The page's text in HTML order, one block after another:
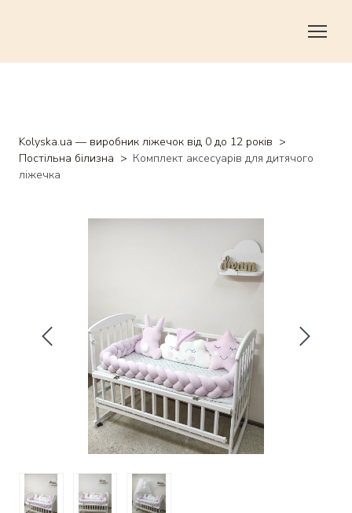
Kolyska.ua — виробник ліжечок від 0 до 12 років
Постільна білизна
Комплект аксесуарів для дитячого
ліжечка